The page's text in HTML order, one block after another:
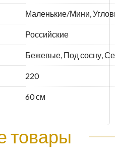
Маленькие/Мини,
Российские
Бежевые, Под сосну,
220
60 см
товары